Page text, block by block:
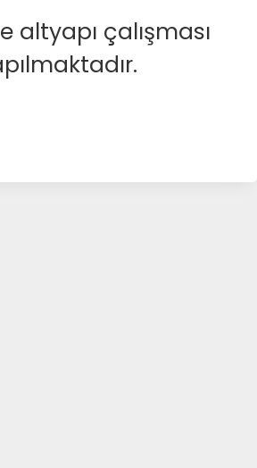
altyapı çalışması